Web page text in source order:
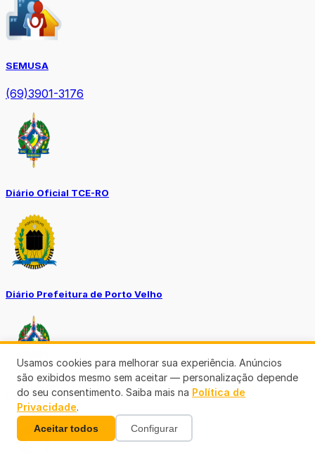
SEMUSA
(69)3901-3176
Diário Oficial TCE-RO
Diário Prefeitura de Porto Velho
Diário Oficial de RO
Usamos cookies para melhorar sua experiência. Anúncios
são exibidos mesmo sem aceitar — personalização depende
do seu consentimento. Saiba mais na Política de
Privacidade.
Aceitar todos Configurar